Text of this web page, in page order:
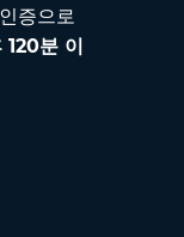
증으로
120분 이